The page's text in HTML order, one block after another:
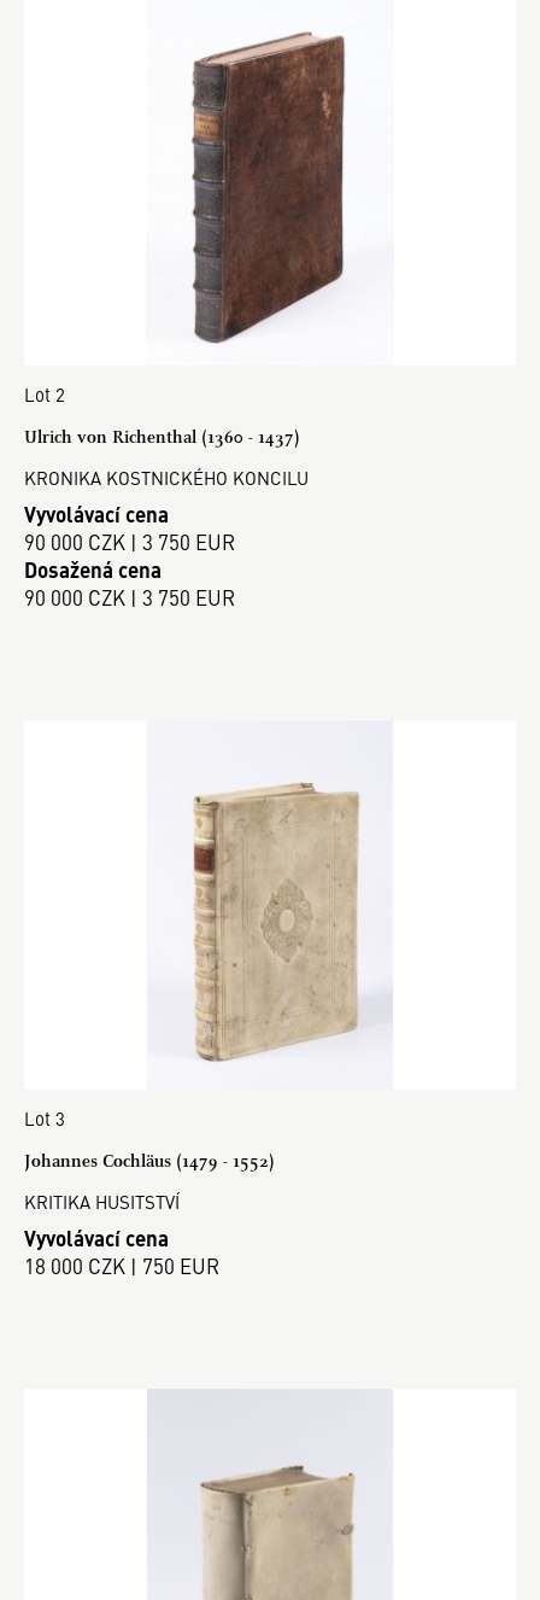
Lot 2
Ulrich von Richenthal (1360 - 1437)
KRONIKA KOSTNICKÉHO KONCILU
Vyvolávací cena
90 000 CZK | 3 750 EUR
Dosažená cena
90 000 CZK | 3 750 EUR
Lot 3
Johannes Cochläus (1479 - 1552)
KRITIKA HUSITSTVÍ
Vyvolávací cena
18 000 CZK | 750 EUR